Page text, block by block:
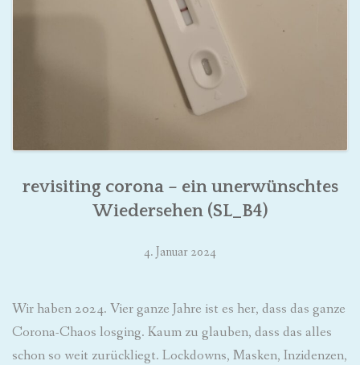
revisiting corona – ein unerwünschtes
Wiedersehen (SL_B4)
4. Januar 2024
Wir haben 2024. Vier ganze Jahre ist es her, dass das ganze
Corona-Chaos losging. Kaum zu glauben, dass das alles
schon so weit zurückliegt. Lockdowns, Masken, Inzidenzen,